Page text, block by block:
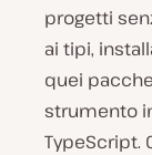
progetti
ai tipi,
quei
strumento
TypeScript.